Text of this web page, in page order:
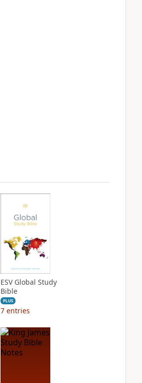
ESV Global Study
Bible
PLUS
7 entries